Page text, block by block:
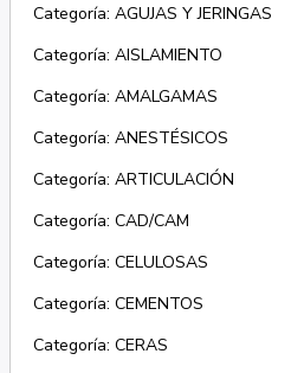
Categoría: AGUJAS Y JERINGAS
Categoría: AISLAMIENTO
Categoría: AMALGAMAS
Categoría: ANESTÉSICOS
Categoría: ARTICULACIÓN
Categoría: CAD/CAM
Categoría: CELULOSAS
Categoría: CEMENTOS
Categoría: CERAS